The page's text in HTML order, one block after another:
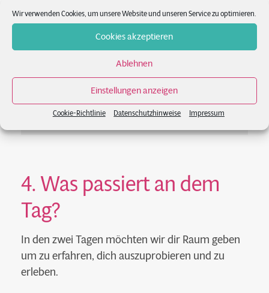
Wir verwenden Cookies, um unsere Website und unseren Service zu optimieren.
Cookies akzeptieren
Ablehnen
Einstellungen anzeigen
Cookie-Richtlinie Datenschutzhinweise Impressum
This is yoga that moves far beyond
poses, helping you blow past your
goals and get into your dreams. It’s a
freedom flow that expands your limits
your radiantly inspiring self.
Yoga)
4. Was passiert an dem
Tag?
In den zwei Tagen möchten wir dir Raum geben
um zu erfahren, dich auszuprobieren und zu
erleben.